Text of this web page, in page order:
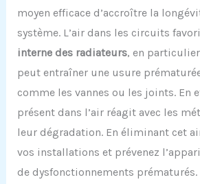
moyen efficace d’accroître la
système. L’air dans les circuits
interne des radiateurs, en
peut entraîner une usure
comme les vannes ou les joints. En
présent dans l’air réagit avec les
leur dégradation. En éliminant cet
vos installations et prévenez
de dysfonctionnements prématurés.